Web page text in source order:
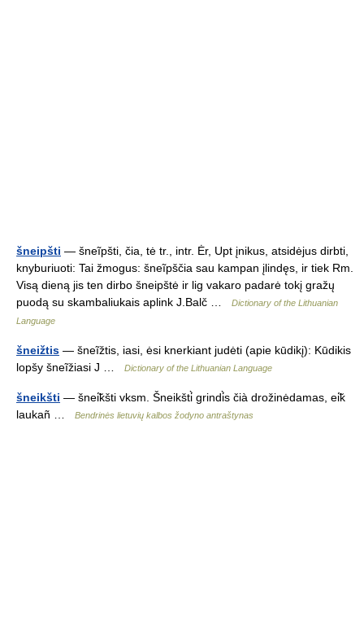
šneipšti — šneĩpšti, čia, tė tr., intr. Ėr, Upt įnikus, atsidėjus dirbti,
knyburiuoti: Tai žmogus: šneĩpščia sau kampan įlindęs, ir tiek Rm.
Visą dieną jis ten dirbo šneipštė ir lig vakaro padarė tokį gražų
puodą su skambaliukais aplink J.Balč …
Dictionary of the Lithuanian
Language
šneižtis — šneĩžtis, iasi, ėsi knerkiant judėti (apie kūdikį): Kūdikis
lopšy šneĩžiasi J …
Dictionary of the Lithuanian Language
šneikšti — šnei̇̃kšti vksm. Šneikšti̇̀ grindi̇̀s čià drožinėdamas, ei̇̃k
laukañ …
Bendrinės lietuvių kalbos žodyno antraštynas